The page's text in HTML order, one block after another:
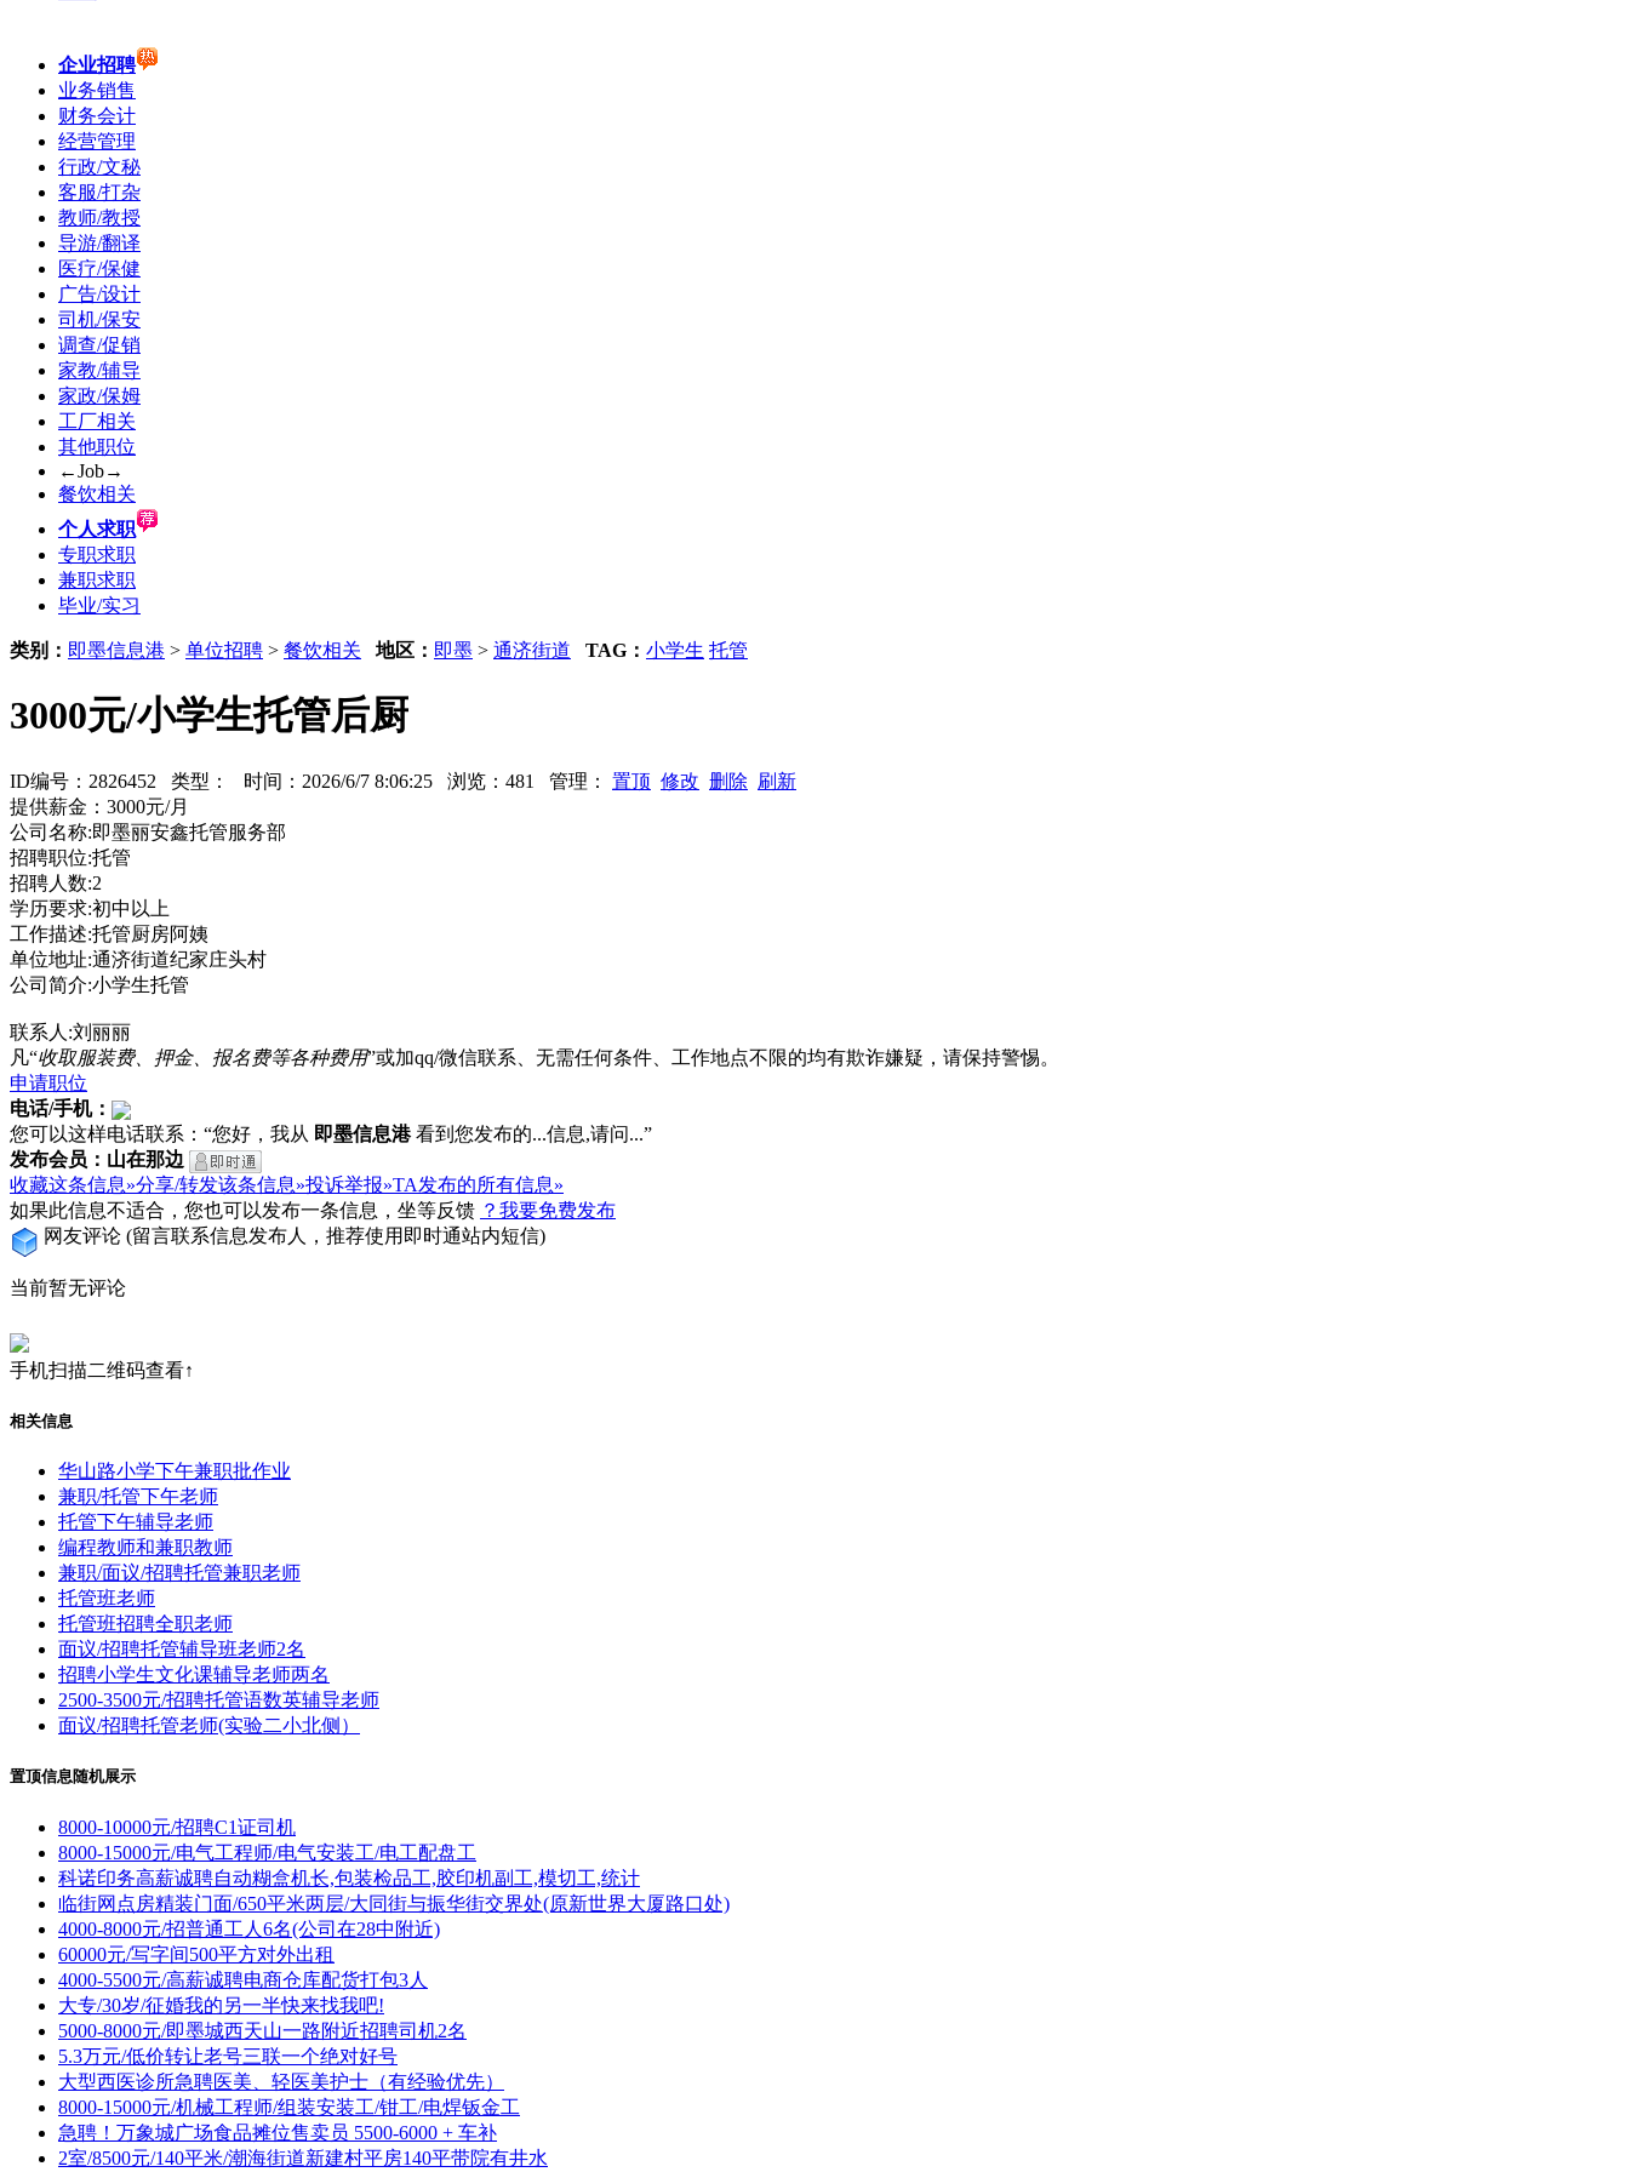
企业招聘
业务销售
财务会计
经营管理
行政/文秘
客服/打杂
教师/教授
导游/翻译
医疗/保健
广告/设计
司机/保安
调查/促销
家教/辅导
家政/保姆
工厂相关
其他职位
←Job→
餐饮相关
个人求职
专职求职
兼职求职
毕业/实习
类别： 即墨信息港 > 单位招聘 > 餐饮相关 地区： 即墨 > 通济街道 TAG： 小学生 托管
3000元/小学生托管后厨
ID编号：2826452 类型： 时间：2026/6/7 8:06:25 浏览：481 管理： 置顶 修改 删除 刷新
提供薪金：3000元/月
公司名称:即墨丽安鑫托管服务部
招聘职位:托管
招聘人数:2
学历要求:初中以上
工作描述:托管厨房阿姨
单位地址:通济街道纪家庄头村
公司简介:小学生托管
联系人:刘丽丽
凡“收取服装费、押金、报名费等各种费用”或加qq/微信联系、无需任何条件、工作地点不限的均有欺诈嫌疑，请保持警惕。
申请职位
电话/手机：
您可以这样电话联系：“您好，我从 即墨信息港看到您发布的...信息,请问...”
发布会员：山在那边
收藏这条信息»分享/转发该条信息»投诉举报»TA发布的所有信息»
如果此信息不适合，您也可以发布一条信息，坐等反馈 ？我要免费发布
网友评论 (留言联系信息发布人，推荐使用即时通站内短信)
当前暂无评论
手机扫描二维码查看↑
相关信息
华山路小学下午兼职批作业
兼职/托管下午老师
托管下午辅导老师
编程教师和兼职教师
兼职/面议/招聘托管兼职老师
托管班老师
托管班招聘全职老师
面议/招聘托管辅导班老师2名
招聘小学生文化课辅导老师两名
2500-3500元/招聘托管语数英辅导老师
面议/招聘托管老师(实验二小北侧）
置顶信息随机展示
8000-10000元/招聘C1证司机
8000-15000元/电气工程师/电气安装工/电工配盘工
科诺印务高薪诚聘自动糊盒机长,包装检品工,胶印机副工,模切工,统计
临街网点房精装门面/650平米两层/大同街与振华街交界处(原新世界大厦路口处)
4000-8000元/招普通工人6名(公司在28中附近)
60000元/写字间500平方对外出租
4000-5500元/高薪诚聘电商仓库配货打包3人
大专/30岁/征婚我的另一半快来找我吧!
5000-8000元/即墨城西天山一路附近招聘司机2名
5.3万元/低价转让老号三联一个绝对好号
大型西医诊所急聘医美、轻医美护士（有经验优先）
8000-15000元/机械工程师/组装安装工/钳工/电焊钣金工
急聘！万象城广场食品摊位售卖员 5500-6000 + 车补
2室/8500元/140平米/潮海街道新建村平房140平带院有井水